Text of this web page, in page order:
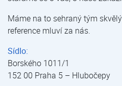
Máme na to sehraný tým
reference mluví za nás.
Sídlo:
Borského 1011/1
152 00 Praha 5 – Hlubočepy